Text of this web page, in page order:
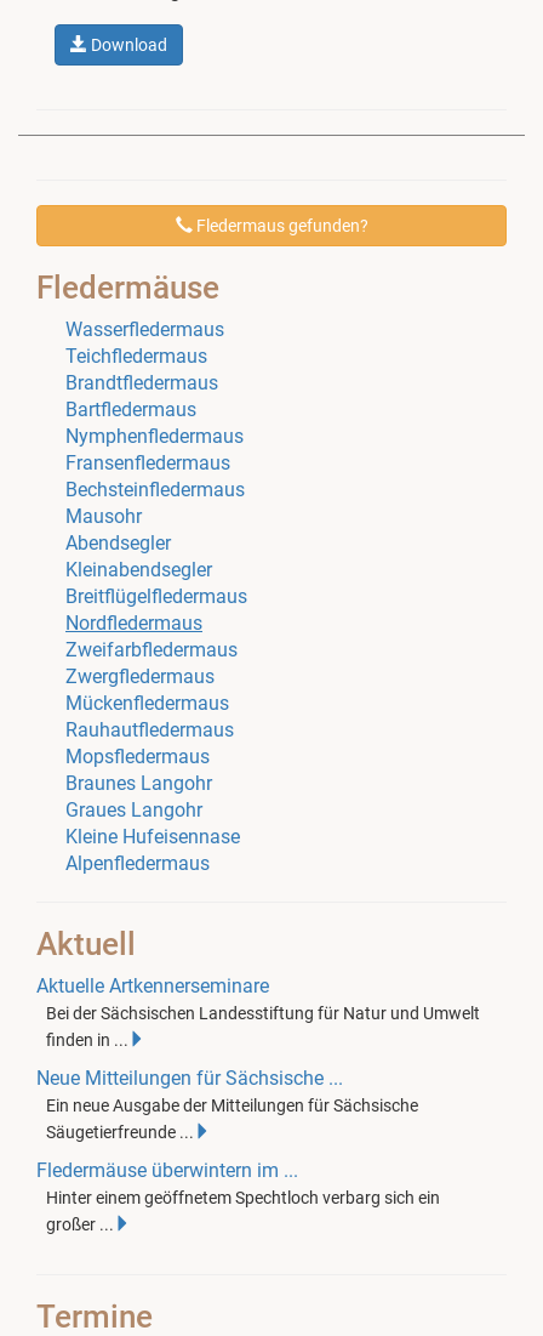
Download
Fledermaus gefunden?
Fledermäuse
Wasserfledermaus
Teichfledermaus
Brandtfledermaus
Bartfledermaus
Nymphenfledermaus
Fransenfledermaus
Bechsteinfledermaus
Mausohr
Abendsegler
Kleinabendsegler
Breitflügelfledermaus
Nordfledermaus
Zweifarbfledermaus
Zwergfledermaus
Mückenfledermaus
Rauhautfledermaus
Mopsfledermaus
Braunes Langohr
Graues Langohr
Kleine Hufeisennase
Alpenfledermaus
Aktuell
Aktuelle Artkennerseminare
Bei der Sächsischen Landesstiftung für Natur und Umwelt
finden in ...
Neue Mitteilungen für Sächsische ...
Ein neue Ausgabe der Mitteilungen für Sächsische
Säugetierfreunde ...
Fledermäuse überwintern im ...
Hinter einem geöffnetem Spechtloch verbarg sich ein
großer ...
Termine